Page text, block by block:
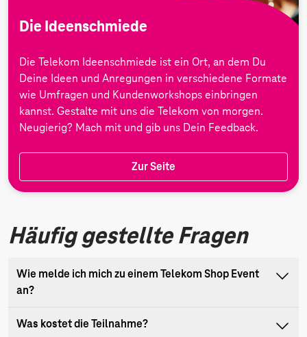
Die Ideenschmiede
Die Telekom Ideenschmiede ist ein Ort, an dem Du
Deine Ideen und Anregungen in verschiedene Formate
wie Umfragen und Kundenworkshops einbringen
kannst. Gestalte mit uns die Telekom von morgen.
Neugierig? Mach mit und gib uns Dein Feedback.
Zur Seite
Häufig gestellte Fragen
Wie melde ich mich zu einem Telekom Shop Event
an?
Was kostet die Teilnahme?